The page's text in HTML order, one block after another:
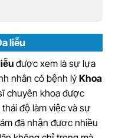
liễu
được xem là sự lựa
nhân có bệnh lý Khoa
chuyên khoa được
độ làm việc và sự
đã nhận được nhiều